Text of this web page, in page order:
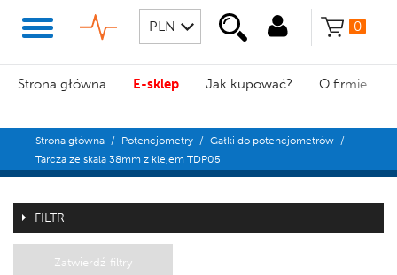
0
Strona główna E-sklep Jak kupować? O firmie
Strona główna / Potencjometry / Gałki do potencjometrów /
Tarcza ze skalą 38mm z klejem TDP05
FILTR
Zatwierdź filtry